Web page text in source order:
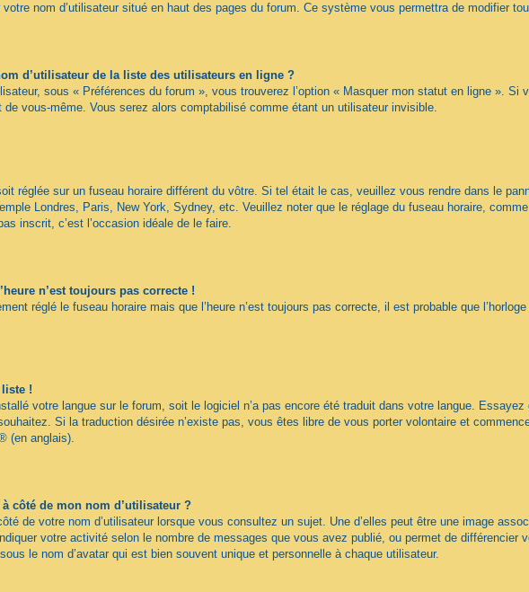
nom d’utilisateur situé en haut des pages du forum. Ce système vous permettra de modifier
d’utilisateur de la liste des utilisateurs en ligne ?
sous « Préférences du forum », vous trouverez l’option « Masquer mon statut en ligne ».
vous-même. Vous serez alors comptabilisé comme étant un utilisateur invisible.
réglée sur un fuseau horaire différent du vôtre. Si tel était le cas, veuillez vous rendre dans le
Londres, Paris, New York, Sydney, etc. Veuillez noter que le réglage du fuseau horaire,
inscrit, c’est l’occasion idéale de le faire.
n’est toujours pas correcte !
réglé le fuseau horaire mais que l’heure n’est toujours pas correcte, il est probable que
liste !
votre langue sur le forum, soit le logiciel n’a pas encore été traduit dans votre langue. Essayez
Si la traduction désirée n’existe pas, vous êtes libre de vous porter volontaire et
(en anglais).
côté de mon nom d’utilisateur ?
de votre nom d’utilisateur lorsque vous consultez un sujet. Une d’elles peut être une image
votre activité selon le nombre de messages que vous avez publié, ou permet de différencier
le nom d’avatar qui est bien souvent unique et personnelle à chaque utilisateur.